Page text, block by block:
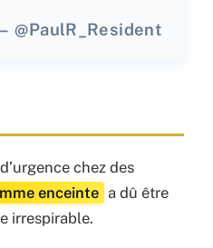
@PaulR_Resident
chez des
enceinte a dû être
irrespirable.